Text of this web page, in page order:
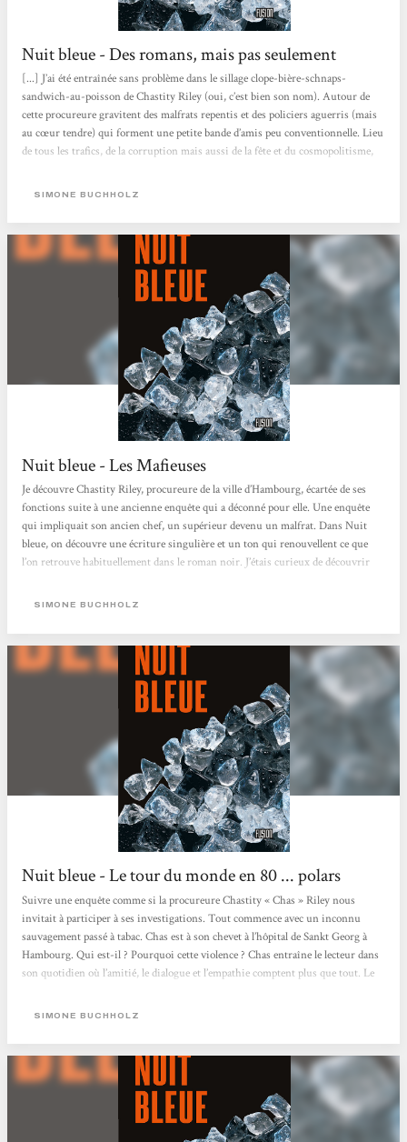
Nuit bleue - Des romans, mais pas seulement
[...] J’ai été entraînée sans problème dans le sillage clope-bière-schnaps-
sandwich-au-poisson de Chastity Riley (oui, c’est bien son nom). Autour de
cette procureure gravitent des malfrats repentis et des policiers aguerris (mais
au cœur tendre) qui forment une petite bande d’amis peu conventionnelle. Lieu
de tous les trafics, de la corruption mais aussi de la fête et du cosmopolitisme,
la ville donne un cachet indéniable à ce roman très efficace. Chastity Riley
SIMONE BUCHHOLZ
Nuit bleue - Les Mafieuses
Je découvre Chastity Riley, procureure de la ville d’Hambourg, écartée de ses
fonctions suite à une ancienne enquête qui a déconné pour elle. Une enquête
qui impliquait son ancien chef, un supérieur devenu un malfrat. Dans Nuit
bleue, on découvre une écriture singulière et un ton qui renouvellent ce que
l’on retrouve habituellement dans le roman noir. J’étais curieux de découvrir
et c’est le genre de polar épuré que je trouve prenant. L’autrice envoie de...
SIMONE BUCHHOLZ
Nuit bleue - Le tour du monde en 80 ... polars
Suivre une enquête comme si la procureure Chastity « Chas » Riley nous
invitait à participer à ses investigations. Tout commence avec un inconnu
sauvagement passé à tabac. Chas est à son chevet à l’hôpital de Sankt Georg à
Hambourg. Qui est-il ? Pourquoi cette violence ? Chas entraîne le lecteur dans
son quotidien où l’amitié, le dialogue et l’empathie comptent plus que tout. Le
témoin renforce l’impression d’être admis dans le cercle de...
SIMONE BUCHHOLZ